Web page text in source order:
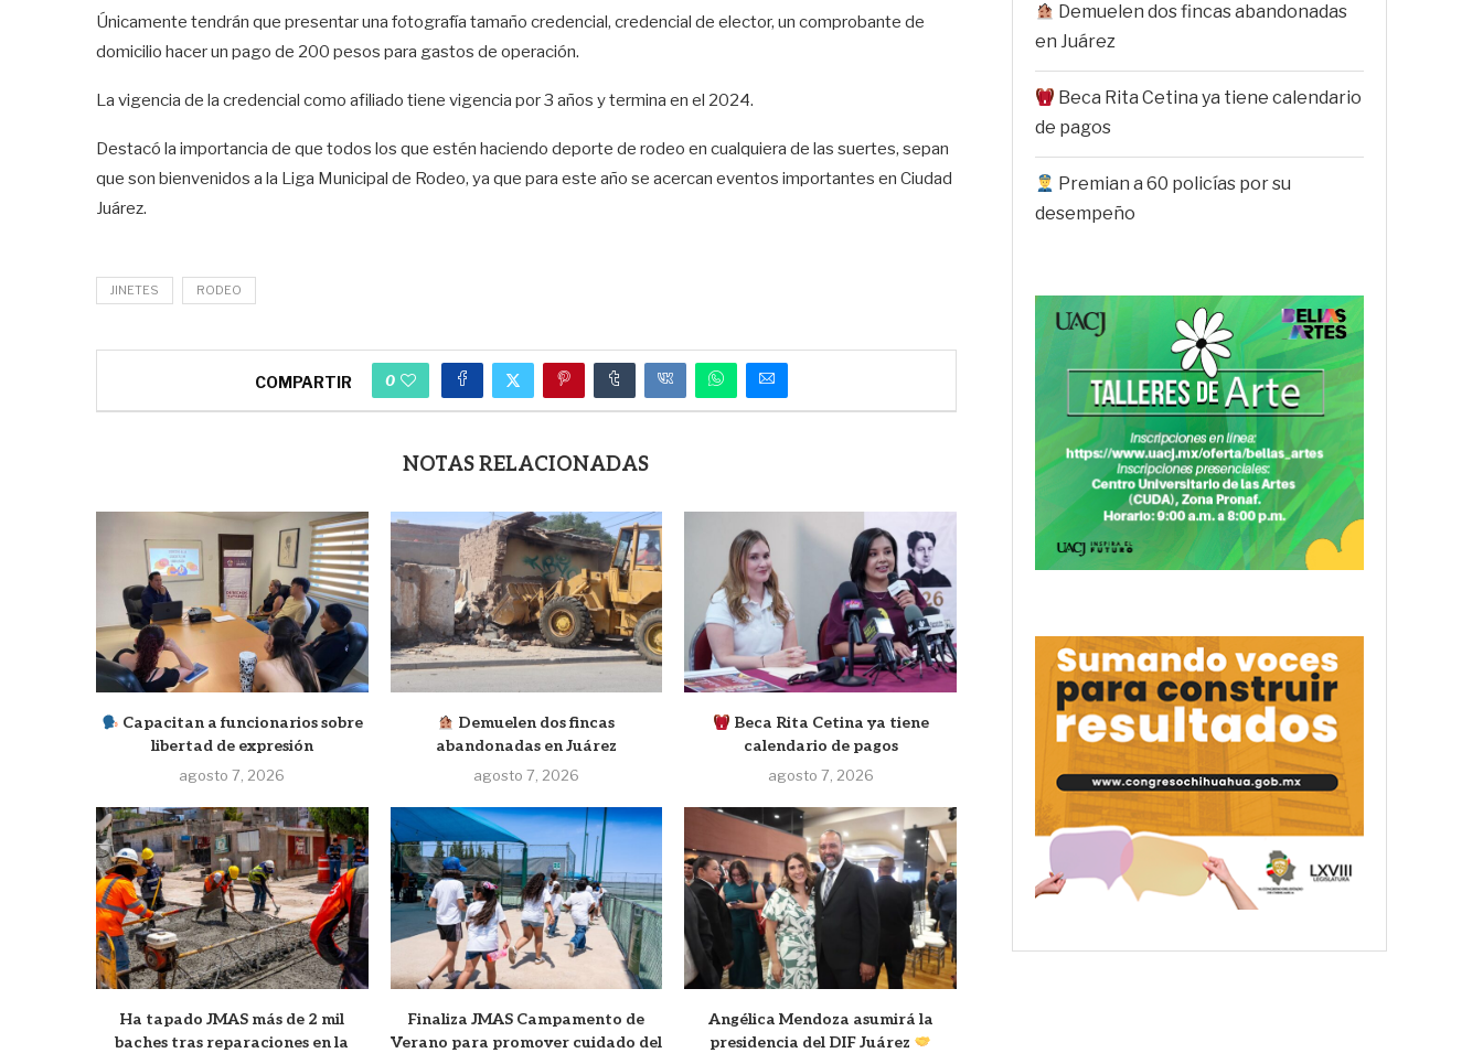
Únicamente tendrán que presentar una fotografía tamaño credencial, credencial de elector, un comprobante de
domicilio hacer un pago de 200 pesos para gastos de operación.
La vigencia de la credencial como afiliado tiene vigencia por 3 años y termina en el 2024.
Destacó la importancia de que todos los que estén haciendo deporte de rodeo en cualquiera de las suertes, sepan
que son bienvenidos a la Liga Municipal de Rodeo, ya que para este año se acercan eventos importantes en Ciudad
Juárez.
JINETES RODEO
COMPARTIR 0
NOTAS RELACIONADAS
Capacitan a funcionarios sobre
libertad de expresión
agosto 7, 2026
Demuelen dos fincas
abandonadas en Juárez
agosto 7, 2026
Beca Rita Cetina ya tiene
calendario de pagos
agosto 7, 2026
Ha tapado JMAS más de 2 mil
baches tras reparaciones en la
Finaliza JMAS Campamento de
Verano para promover cuidado del
Angélica Mendoza asumirá la
presidencia del DIF Juárez
Demuelen dos fincas abandonadas
en Juárez
Beca Rita Cetina ya tiene calendario
de pagos
Premian a 60 policías por su
desempeño